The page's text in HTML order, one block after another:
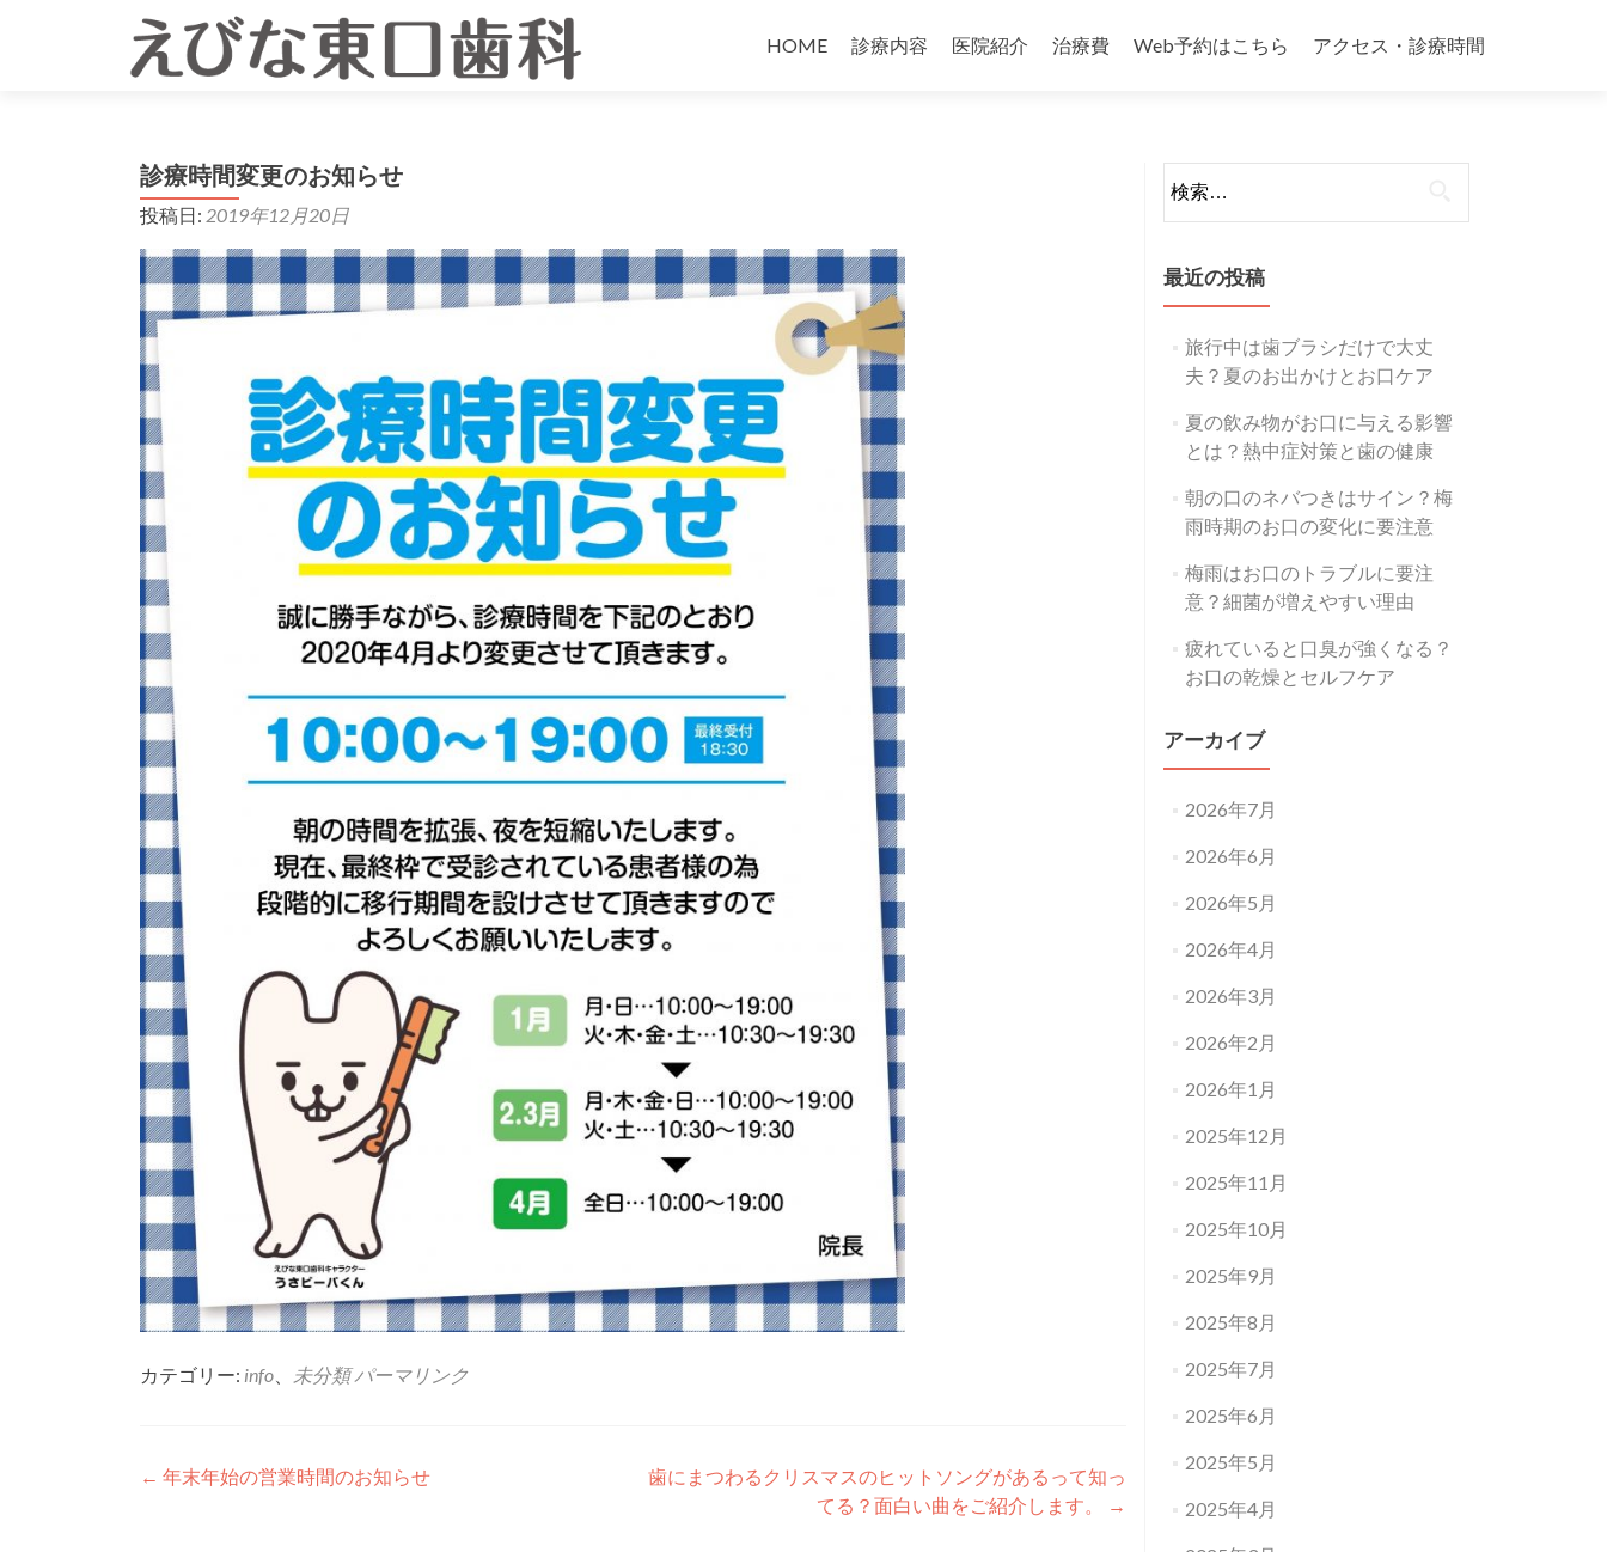
HOME 診療内容 医院紹介 治療費 Web予約はこちら アクセス・診療時間
診療時間変更のお知らせ
投稿日: 2019年12月20日
カテゴリー: info 未分類 パーマリンク
投
← 年末年始の営業時間のお知らせ
歯にまつわるクリスマスのヒットソングがあるって知っ
てる？面白い曲をご紹介します。
→
索:
最近の投稿
旅行中は歯ブラシだけで大丈
夫？夏のお出かけとお口ケア
夏の飲み物がお口に与える影響
とは？熱中症対策と歯の健康
朝の口のネバつきはサイン？梅
雨時期のお口の変化に要注意
梅雨はお口のトラブルに要注
意？細菌が増えやすい理由
疲れていると口臭が強くなる？
お口の乾燥とセルフケア
アーカイブ
2026年7月
2026年6月
2026年5月
2026年4月
2026年3月
2026年2月
2026年1月
2025年12月
2025年11月
2025年10月
2025年9月
2025年8月
2025年7月
2025年6月
2025年5月
2025年4月